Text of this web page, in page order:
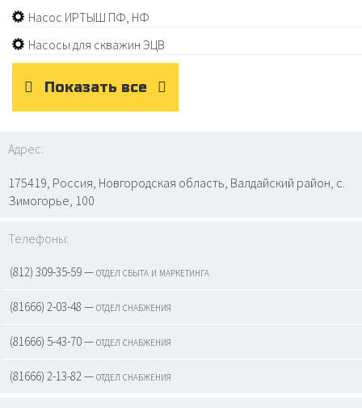
Насос ИРТЫШ ПФ, НФ
Насосы для скважин ЭЦВ
Показать все
Адрес:
175419, Россия, Новгородская область, Валдайский район, с.
Зимогорье, 100
Телефоны:
(812) 309-35-59 — отдел сбыта и маркетинга
(81666) 2-03-48 — отдел снабжения
(81666) 5-43-70 — отдел снабжения
(81666) 2-13-82 — отдел снабжения